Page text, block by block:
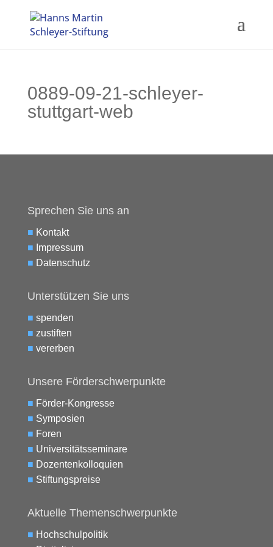
0889-09-21-schleyer-
stuttgart-web
Sprechen Sie uns an
■ Kontakt
■ Impressum
■ Datenschutz
Unterstützen Sie uns
■ spenden
■ zustiften
■ vererben
Unsere Förderschwerpunkte
■ Förder-Kongresse
■ Symposien
■ Foren
■ Universitätsseminare
■ Dozentenkolloquien
■ Stiftungspreise
Aktuelle Themenschwerpunkte
■ Hochschulpolitik